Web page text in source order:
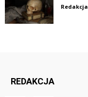
Redakcja
REDAKCJA